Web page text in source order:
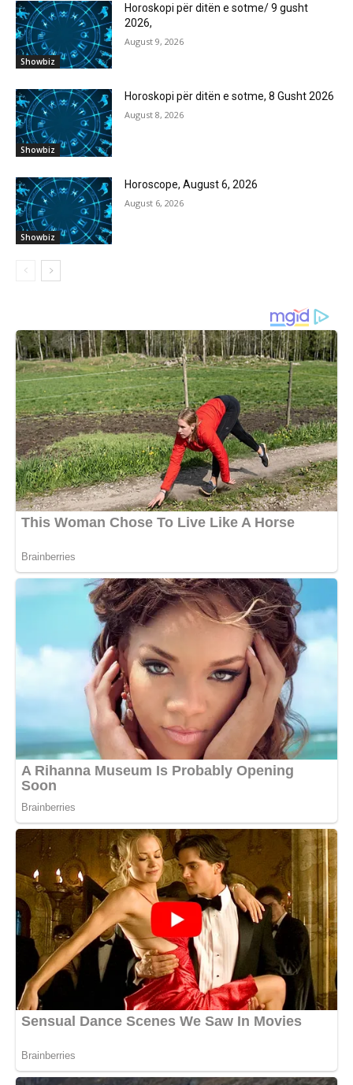
Showbiz
Horoskopi për ditën e sotme/ 9 gusht
2026,
August 9, 2026
Showbiz
Horoskopi për ditën e sotme, 8 Gusht 2026
August 8, 2026
Showbiz
Horoscope, August 6, 2026
August 6, 2026